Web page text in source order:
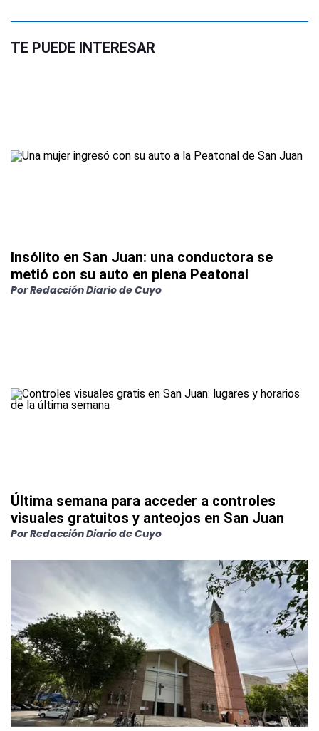
TE PUEDE INTERESAR
Insólito en San Juan: una conductora se
metió con su auto en plena Peatonal
PorRedacción Diario de Cuyo
Última semana para acceder a controles
visuales gratuitos y anteojos en San Juan
PorRedacción Diario de Cuyo